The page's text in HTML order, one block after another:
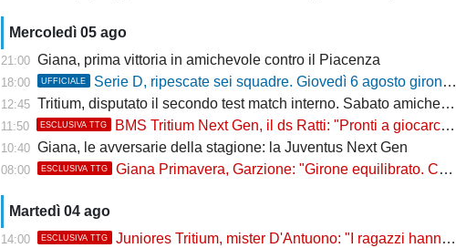
Mercoledì 05 ago
21:00 Giana, prima vittoria in amichevole contro il Piacenza
18:00 UFFICIALE Serie D, ripescate sei squadre. Giovedì 6 agosto gironi e calendari del campionato 2026/27
12:45 Tritium, disputato il secondo test match interno. Sabato amichevole col Sant'Angelo
11:50 ESCLUSIVA TTG BMS Tritium Next Gen, il ds Ratti: "Pronti a giocarcela"
10:40 Giana, le avversarie della stagione: la Juventus Next Gen
08:00 ESCLUSIVA TTG Giana Primavera, Garzione: "Girone equilibrato. Ce la giochiamo"
Martedì 04 ago
14:00 ESCLUSIVA TTG Juniores Tritium, mister D'Antuono: "I ragazzi hanno già un'impostazione, l'obiettivo è cercare..."